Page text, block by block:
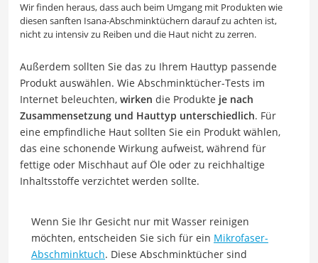
Wir finden heraus, dass auch beim Umgang mit Produkten wie
diesen sanften Isana-Abschminktüchern darauf zu achten ist,
nicht zu intensiv zu Reiben und die Haut nicht zu zerren.
Außerdem sollten Sie das zu Ihrem Hauttyp passende
Produkt auswählen. Wie Abschminktücher-Tests im
Internet beleuchten, wirken die Produkte je nach
Zusammensetzung und Hauttyp unterschiedlich. Für
eine empfindliche Haut sollten Sie ein Produkt wählen,
das eine schonende Wirkung aufweist, während für
fettige oder Mischhaut auf Öle oder zu reichhaltige
Inhaltsstoffe verzichtet werden sollte.
Wenn Sie Ihr Gesicht nur mit Wasser reinigen
möchten, entscheiden Sie sich für ein Mikrofaser-
Abschminktuch. Diese Abschminktücher sind